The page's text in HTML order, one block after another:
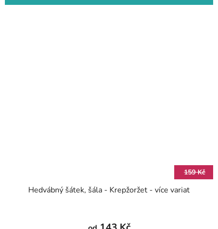
159 Kč
Hedvábný šátek, šála - Krepžoržet - více variat